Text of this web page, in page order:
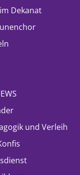
Dekanat
und Verleih